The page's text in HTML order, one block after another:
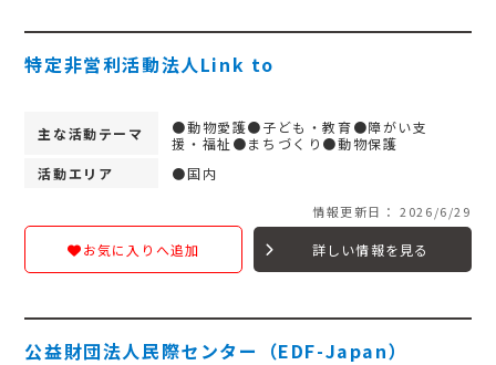
特定非営利活動法人Link to
主な活動テーマ
●動物愛護●子ども・教育●障がい支
援・福祉●まちづくり●動物保護
活動エリア
●国内
情報更新日： 2026/6/29
お気に入りへ追加 詳しい情報を見る
公益財団法人民際センター（EDF-Japan）